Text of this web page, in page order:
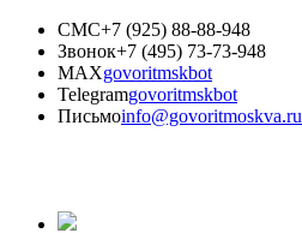
СМС+7 (925) 88-88-948
Звонок+7 (495) 73-73-948
MAXgovoritmskbot
Telegramgovoritmskbot
Письмоinfo@govoritmoskva.ru